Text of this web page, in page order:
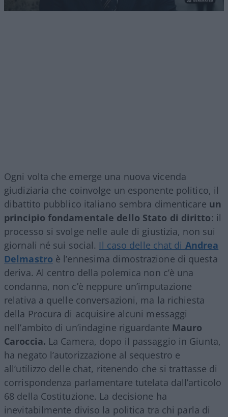
Ogni volta che emerge una nuova vicenda
giudiziaria che coinvolge un esponente politico, il
dibattito pubblico italiano sembra dimenticare un
principio fondamentale dello Stato di diritto: il
processo si svolge nelle aule di giustizia, non sui
giornali né sui social. Il caso delle chat di Andrea
Delmastro è l’ennesima dimostrazione di questa
deriva. Al centro della polemica non c’è una
condanna, non c’è neppure un’imputazione
relativa a quelle conversazioni, ma la richiesta
della Procura di acquisire alcuni messaggi
nell’ambito di un’indagine riguardante Mauro
Caroccia. La Camera, dopo il passaggio in Giunta,
ha negato l’autorizzazione al sequestro e
all’utilizzo delle chat, ritenendo che si trattasse di
corrispondenza parlamentare tutelata dall’articolo
68 della Costituzione. La decisione ha
inevitabilmente diviso la politica tra chi parla di